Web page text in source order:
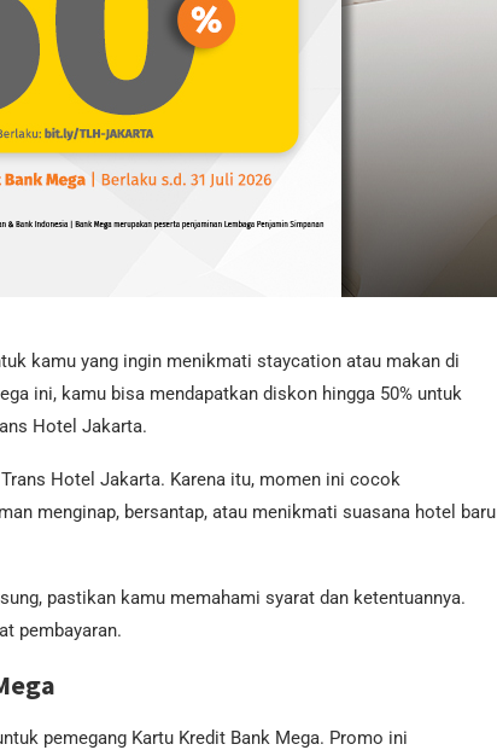
kamu yang ingin menikmati staycation atau makan di
ini, kamu bisa mendapatkan diskon hingga 50% untuk
Hotel Jakarta.
Hotel Jakarta. Karena itu, momen ini cocok
menginap, bersantap, atau menikmati suasana hotel baru
pastikan kamu memahami syarat dan ketentuannya.
pembayaran.
pemegang Kartu Kredit Bank Mega. Promo ini